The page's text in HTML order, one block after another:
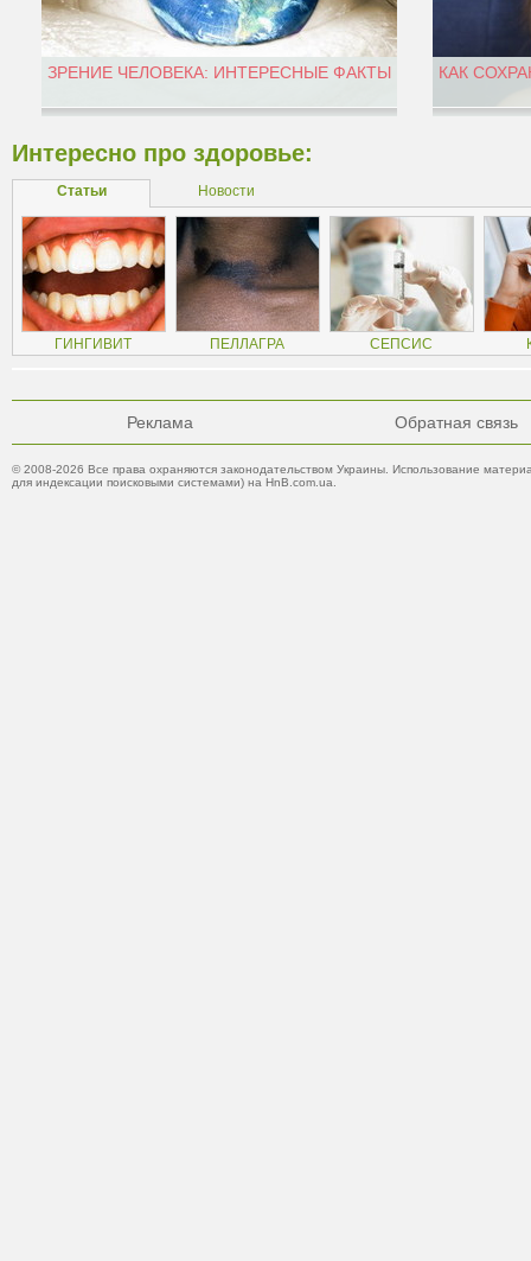
ЗРЕНИЕ ЧЕЛОВЕКА: ИНТЕРЕСНЫЕ ФАКТЫ КАК
Интересно про здоровье:
Статьи Новости
ГИНГИВИТ ПЕЛЛАГРА СЕПСИС
Реклама Обратная связь
© 2008-2026 Все права охраняются законодательством Украины. Использование
для индексации поисковыми системами) на HnB.com.ua.